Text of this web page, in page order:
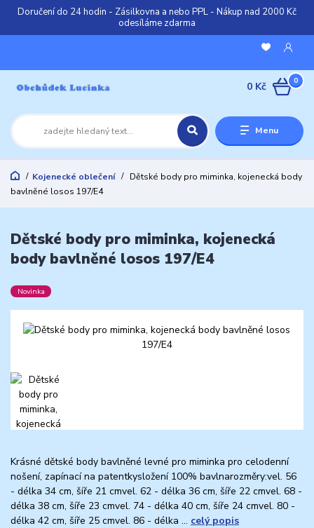
Doručení do 24 hodin - Zásilkovna a nebo PPL - Nákup nad 2000 Kč
odesíláme zdarma
Menu
0
0 Kč
Kojenecké oblečení
Dětské body pro miminka, kojenecká body
bavlněné losos 197/E4
Dětské body pro miminka, kojenecká
body bavlněné losos 197/E4
Novinka
Krásné dětské body bavlněné levné pro miminka pro celodenní
nošení, zapínací na patentkysložení 100% bavlnarozměry:vel. 56
- délka 34 cm, šíře 21 cmvel. 62 - délka 36 cm, šíře 22 cmvel. 68 -
délka 38 cm, šíře 23 cmvel. 74 - délka 40 cm, šíře 24 cmvel. 80 -
délka 42 cm, šíře 25 cmvel. 86 - délka ... celý popis